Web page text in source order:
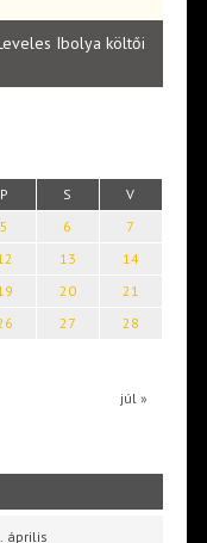
Ibolya költői
P S V
júl »
5 6
7
13
14
20
21
27
28
április